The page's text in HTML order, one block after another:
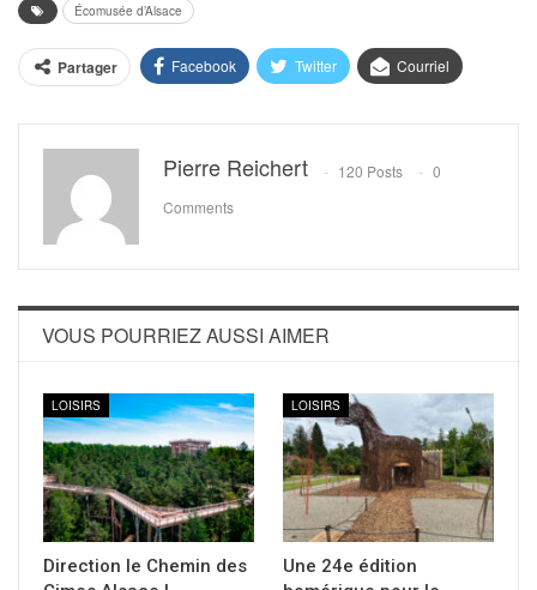
Écomusée d’Alsace
Partager Facebook Twitter Courriel
Pierre Reichert 120 Posts
0
Comments
VOUS POURRIEZ AUSSI AIMER
LOISIRS
Direction le Chemin des
LOISIRS
Une 24e édition